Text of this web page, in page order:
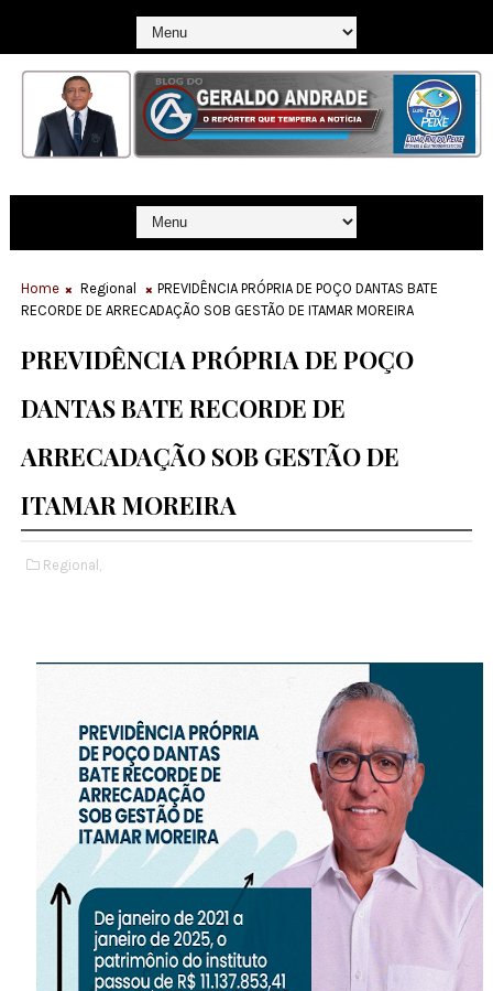
Home Regional
PREVIDÊNCIA PRÓPRIA DE POÇO DANTAS BATE
RECORDE DE ARRECADAÇÃO SOB GESTÃO DE ITAMAR MOREIRA
PREVIDÊNCIA PRÓPRIA DE POÇO
DANTAS BATE RECORDE DE
ARRECADAÇÃO SOB GESTÃO DE
ITAMAR MOREIRA
Regional,